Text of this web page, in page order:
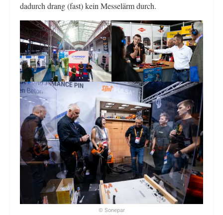
dadurch drang (fast) kein Messelärm durch.
© Sonepar